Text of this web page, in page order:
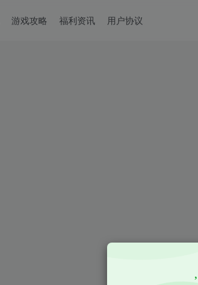
游戏攻略 福利资讯 用户协议